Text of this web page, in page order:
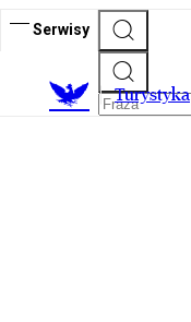
Serwisy
Turystyka